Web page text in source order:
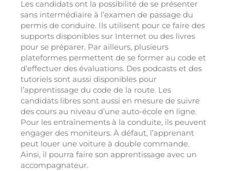
Les candidats ont la possibilité de se présenter
sans intermédiaire à l’examen de passage du
permis de conduire. Ils utilisent pour ce faire des
supports disponibles sur Internet ou des livres
pour se préparer. Par ailleurs, plusieurs
plateformes permettent de se former au code et
d’effectuer des évaluations. Des podcasts et des
tutoriels sont aussi disponibles pour
l’apprentissage du code de la route. Les
candidats libres sont aussi en mesure de suivre
des cours au niveau d’une auto-école en ligne.
Pour les entraînements à la conduite, ils peuvent
engager des moniteurs. À défaut, l’apprenant
peut louer une voiture à double commande.
Ainsi, il pourra faire son apprentissage avec un
accompagnateur.